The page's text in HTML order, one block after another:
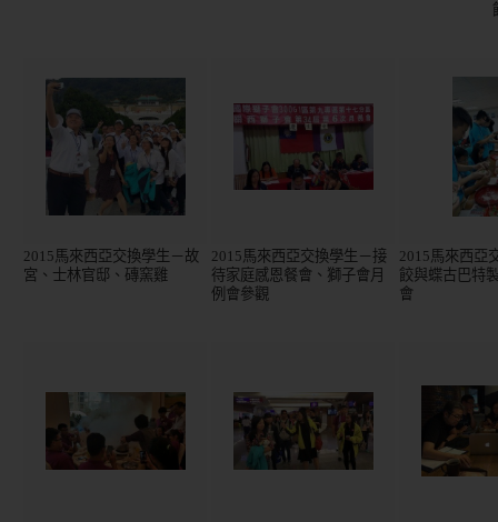
2015馬來西亞交換學生－故
宮、士林官邸、磚窯雞
2015馬來西亞交換學生－接
待家庭感恩餐會、獅子會月
例會參觀
2015馬來西亞
餃與蝶古巴特
會